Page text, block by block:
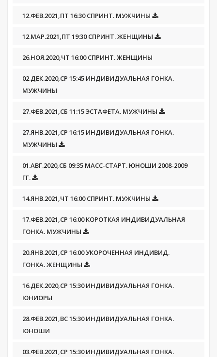
12.ФЕВ.2021,ПТ 16:30 СПРИНТ. МУЖЧИНЫ
12.МАР.2021,ПТ 19:30 СПРИНТ. ЖЕНЩИНЫ
26.НОЯ.2020,ЧТ 16:00 СПРИНТ. ЖЕНЩИНЫ
02.ДЕК.2020,СР 15:45 ИНДИВИДУАЛЬНАЯ ГОНКА.
МУЖЧИНЫ
27.ФЕВ.2021,СБ 11:15 ЭСТАФЕТА. МУЖЧИНЫ
27.ЯНВ.2021,СР 16:15 ИНДИВИДУАЛЬНАЯ ГОНКА.
МУЖЧИНЫ
01.АВГ.2020,СБ 09:35 МАСС-СТАРТ. ЮНОШИ 2008-2009
ГГ.
14.ЯНВ.2021,ЧТ 16:00 СПРИНТ. МУЖЧИНЫ
17.ФЕВ.2021,СР 16:00 КОРОТКАЯ ИНДИВИДУАЛЬНАЯ
ГОНКА. МУЖЧИНЫ
20.ЯНВ.2021,СР 16:00 УКОРОЧЕННАЯ ИНДИВИД.
ГОНКА. ЖЕНЩИНЫ
16.ДЕК.2020,СР 15:30 ИНДИВИДУАЛЬНАЯ ГОНКА.
ЮНИОРЫ
28.ФЕВ.2021,ВС 15:30 ИНДИВИДУАЛЬНАЯ ГОНКА.
ЮНОШИ
03.ФЕВ.2021,СР 15:30 ИНДИВИДУАЛЬНАЯ ГОНКА.